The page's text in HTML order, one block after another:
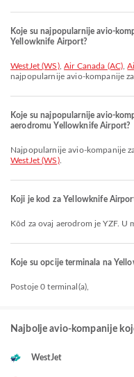
Koje su najpopularnije avio-
Yellowknife Airport?
WestJet (WS), Air Canada (AC) ,
najpopularnije avio-kompanije
Koje su najpopularnije avio-
aerodromu Yellowknife Airport?
Najpopularnije avio-kompanije
WestJet (WS).
Koji je kod za Yellowknife
Kôd za ovaj aerodrom je YZF.
Koje su opcije terminala na
Postoje 0 terminal(a),
Najbolje avio-kompanije
WestJet